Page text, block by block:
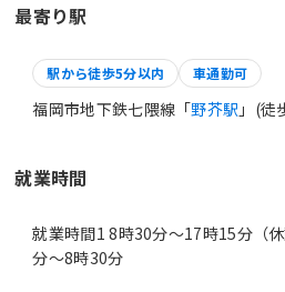
最寄り駅
駅から徒歩5分以内 車通勤可
福岡市地下鉄七隈線「野芥駅 」(徒
就業時間
就業時間1 8時30分〜17時15分（
分〜8時30分